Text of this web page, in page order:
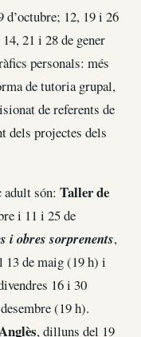
d’octubre; 12, 19 i 26
21 i 28 de gener
personals: més
de tutoria grupal,
de referents de
dels projectes dels
són: Taller de
i 11 i 25 de
i obres sorprenents,
13 de maig (19 h) i
16 i 30
(19 h).
, dilluns del 19